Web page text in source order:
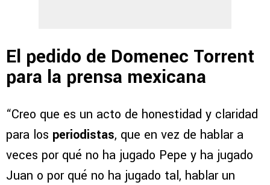
El pedido de Domenec Torrent
para la prensa mexicana
“Creo que es un acto de honestidad y claridad
para los periodistas, que en vez de hablar a
veces por qué no ha jugado Pepe y ha jugado
Juan o por qué no ha jugado tal, hablar un